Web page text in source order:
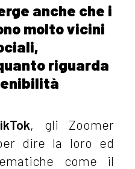
anche che i
molto vicini
riguarda
, gli Zoomer
dire la loro ed
come il